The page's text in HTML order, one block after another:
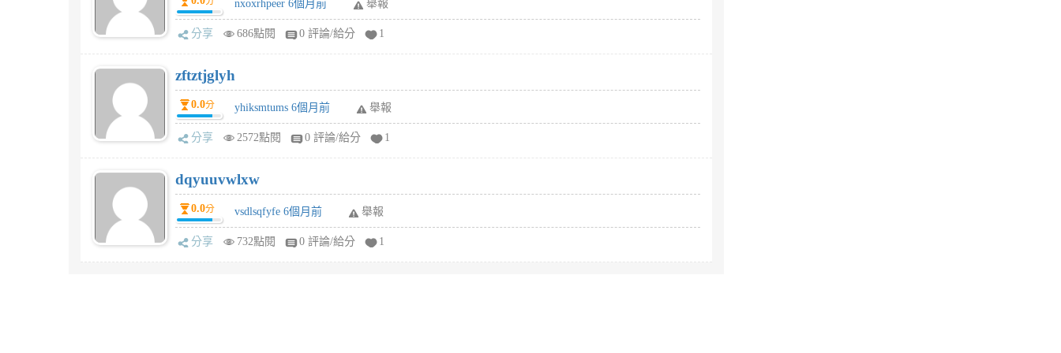
nxoxrhpeer 6個月前 舉報
分享 686點閱 0 評論/給分 1
zftztjglyh
0.0分 yhiksmtums 6個月前 舉報
分享 2572點閱 0 評論/給分 1
dqyuuvwlxw
0.0分 vsdlsqfyfe 6個月前 舉報
分享 732點閱 0 評論/給分 1